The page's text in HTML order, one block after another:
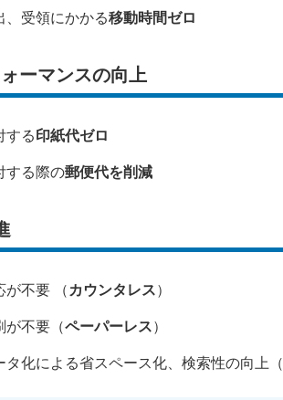
、受領にかかる移動時間ゼロ
ーマンスの向上
する印紙代ゼロ
する際の郵便代を削減
が不要 （ カウンタレス）
が不要（ペーパーレス）
タ化による省スペース化、検索性の向上（